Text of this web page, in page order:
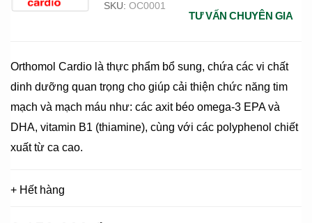
SKU: OC0001
TƯ VẤN CHUYÊN GIA
Orthomol Cardio là thực phẩm bổ sung, chứa các vi chất
dinh dưỡng quan trọng cho giúp cải thiện chức năng tim
mạch và mạch máu như: các axit béo omega-3 EPA và
DHA, vitamin B1 (thiamine), cùng với các polyphenol chiết
xuất từ ca cao.
+ Hết hàng